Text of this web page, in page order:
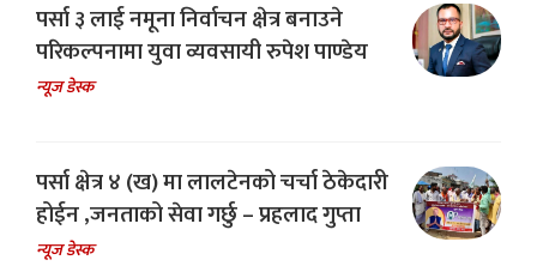
पर्सा ३ लाई नमूना निर्वाचन क्षेत्र बनाउने
परिकल्पनामा युवा व्यवसायी रुपेश पाण्डेय
न्यूज डेस्क
पर्सा क्षेत्र ४ (ख) मा लालटेनको चर्चा ठेकेदारी
होईन ,जनताको सेवा गर्छु – प्रहलाद गुप्ता
न्यूज डेस्क